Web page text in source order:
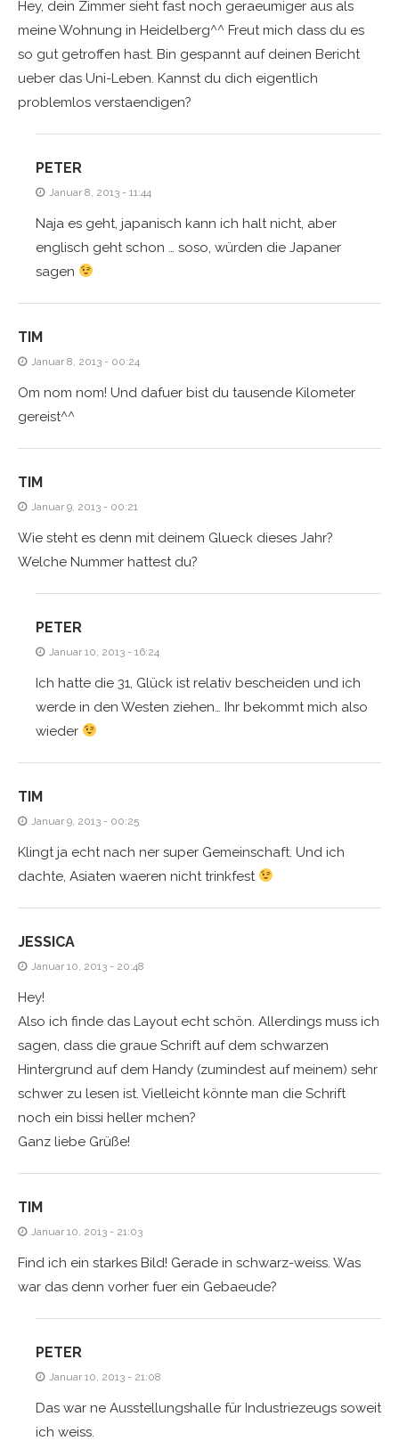
Hey, dein Zimmer sieht fast noch geraeumiger aus als
meine Wohnung in Heidelberg^^ Freut mich dass du es
so gut getroffen hast. Bin gespannt auf deinen Bericht
ueber das Uni-Leben. Kannst du dich eigentlich
problemlos verstaendigen?
PETER
Januar 8, 2013 - 11:44
Naja es geht, japanisch kann ich halt nicht, aber
englisch geht schon … soso, würden die Japaner
sagen
TIM
Januar 8, 2013 - 00:24
Om nom nom! Und dafuer bist du tausende Kilometer
gereist^^
TIM
Januar 9, 2013 - 00:21
Wie steht es denn mit deinem Glueck dieses Jahr?
Welche Nummer hattest du?
PETER
Januar 10, 2013 - 16:24
Ich hatte die 31, Glück ist relativ bescheiden und ich
werde in den Westen ziehen… Ihr bekommt mich also
wieder
TIM
Januar 9, 2013 - 00:25
Klingt ja echt nach ner super Gemeinschaft. Und ich
dachte, Asiaten waeren nicht trinkfest
JESSICA
Januar 10, 2013 - 20:48
Hey!
Also ich finde das Layout echt schön. Allerdings muss ich
sagen, dass die graue Schrift auf dem schwarzen
Hintergrund auf dem Handy (zumindest auf meinem) sehr
schwer zu lesen ist. Vielleicht könnte man die Schrift
noch ein bissi heller mchen?
Ganz liebe Grüße!
TIM
Januar 10, 2013 - 21:03
Find ich ein starkes Bild! Gerade in schwarz-weiss. Was
war das denn vorher fuer ein Gebaeude?
PETER
Januar 10, 2013 - 21:08
Das war ne Ausstellungshalle für Industriezeugs soweit
ich weiss.